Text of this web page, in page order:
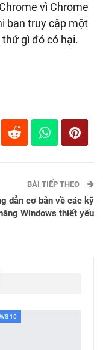
vì Chrome
bạn truy cập một
gì đó có hại.
BÀI TIẾP THEO
dẫn cơ bản về các kỹ
Windows thiết yếu
10